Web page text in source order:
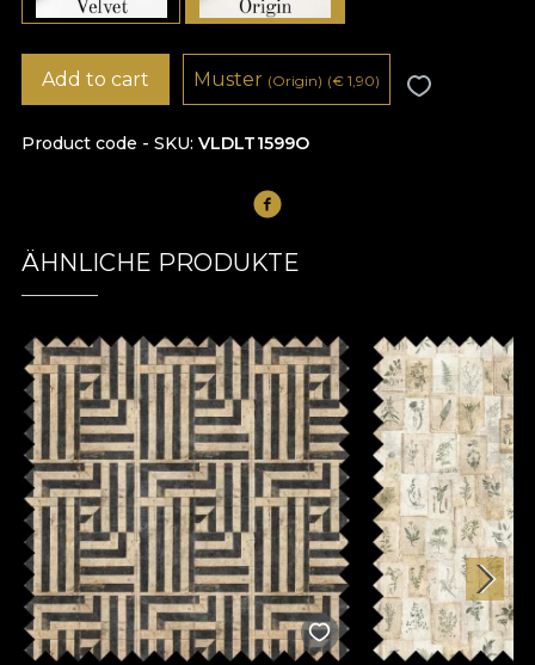
Product code - SKU VLDLT1599O
Add to cart Muster (Origin) (€ 1,90)
ÄHNLICHE PRODUKTE